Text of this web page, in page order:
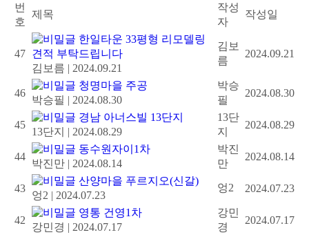
번
호
제목
작성
자
작성일
47
한일타운 33평형 리모델링
견적 부탁드립니다
김보름 | 2024.09.21
김보
름
2024.09.21
46
청명마을 주공
박승필 | 2024.08.30
박승
필
2024.08.30
45
경남 아너스빌 13단지
13단지
| 2024.08.29
13단
지
2024.08.29
44
동수원자이1차
박진만 | 2024.08.14
박진
만
2024.08.14
43
산양마을 푸르지오(신갈)
엉2 | 2024.07.23
엉2 2024.07.23
42
영통 건영1차
강민경 | 2024.07.17
강민
경
2024.07.17